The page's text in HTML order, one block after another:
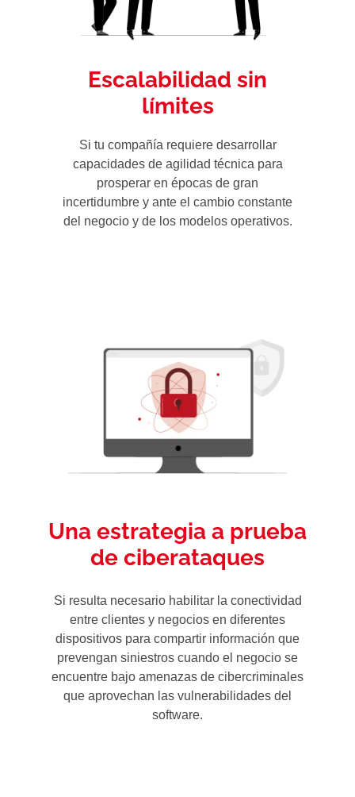
Escalabilidad sin
límites
Si tu compañía requiere desarrollar
capacidades de agilidad técnica para
prosperar en épocas de gran
incertidumbre y ante el cambio constante
del negocio y de los modelos operativos.
Una estrategia a prueba
de ciberataques
Si resulta necesario habilitar la conectividad
entre clientes y negocios en diferentes
dispositivos para compartir información que
prevengan siniestros cuando el negocio se
encuentre bajo amenazas de cibercriminales
que aprovechan las vulnerabilidades del
software.